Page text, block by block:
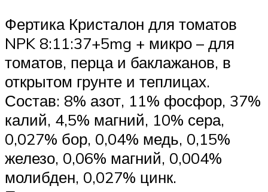
Фертика Кристалон для томатов
NPK 8:11:37+5mg + микро – для
томатов, перца и баклажанов, в
открытом грунте и теплицах.
Состав: 8% азот, 11% фосфор, 37%
калий, 4,5% магний, 10% сера,
0,027% бор, 0,04% медь, 0,15%
железо, 0,06% магний, 0,004%
молибден, 0,027% цинк.